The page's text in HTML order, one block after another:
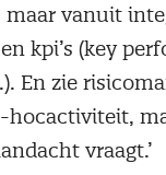
maar vanuit
kpi’s (key
En zie
hocactiviteit,
vraagt.’